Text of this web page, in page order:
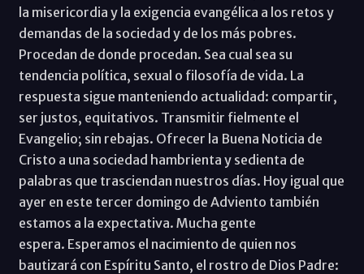
la misericordia y la exigencia evangélica a los retos y
demandas de la sociedad y de los más pobres.
Procedan de donde procedan. Sea cual sea su
tendencia política, sexual o filosofía de vida. La
respuesta sigue manteniendo actualidad: compartir,
ser justos, equitativos. Transmitir fielmente el
Evangelio; sin rebajas. Ofrecer la Buena Noticia de
Cristo a una sociedad hambrienta y sedienta de
palabras que trasciendan nuestros días. Hoy igual que
ayer en este tercer domingo de Adviento también
estamos a la expectativa. Mucha gente
espera. Esperamos el nacimiento de quien nos
bautizará con Espíritu Santo, el rostro de Dios Padre: